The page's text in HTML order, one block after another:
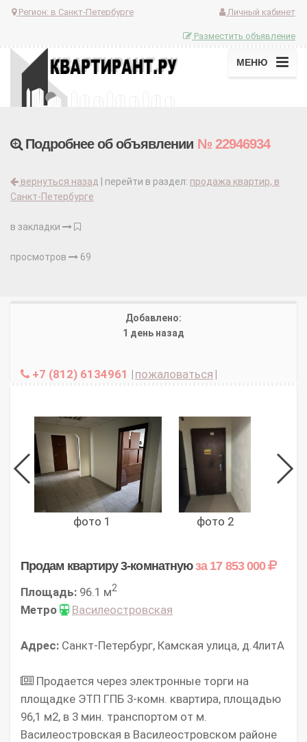
Регион: в Санкт-Петербурге Личный кабинет
Разместить объявление
МЕНЮ
Подробнее об объявлении № 22946934
вернуться назад | перейти в раздел: продажа квартир, в
Санкт-Петербурге
в закладки
просмотров 69
Добавлено:
1 день назад
+7 (812) 6134961 | пожаловаться |
фото 1 фото 2
Продам квартиру 3-комнатнуюза 17 853 000
Площадь: 96.1 м2
Метро Василеостровская
Адрес: Санкт-Петербург, Камская улица, д.4литА
Продается через электронные торги на
площадке ЭТП ГПБ 3-комн. квартира, площадью
96,1 м2, в 3 мин. транспортом от м.
Василеостровская в Василеостровском районе